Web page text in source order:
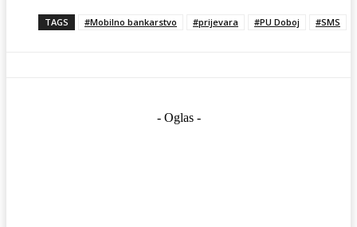
TAGS #Mobilno bankarstvo #prijevara #PU Doboj #SMS
- Oglas -